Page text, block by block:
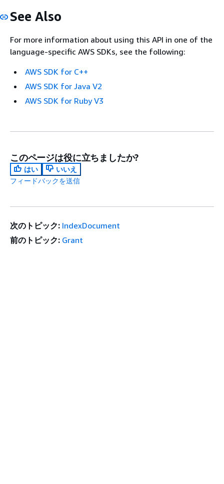
See Also
For more information about using this API in one of the
language-specific AWS SDKs, see the following:
AWS SDK for C++
AWS SDK for Java V2
AWS SDK for Ruby V3
このページは役に立ちましたか?
はい
いいえ
フィードバックを送信
次のトピック: IndexDocument
前のトピック: Grant